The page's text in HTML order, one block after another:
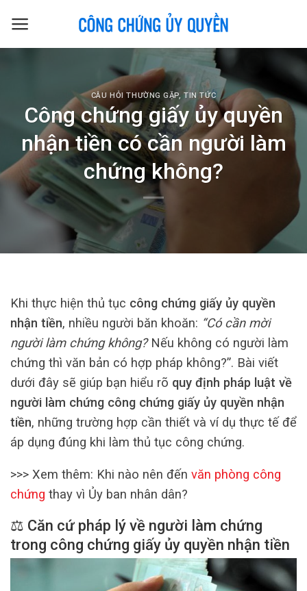
CÂU HỎI THƯỜNG GẶP,TIN TỨC
Công chứng giấy ủy quyền
nhận tiền có cần người làm
chứng không?
Khi thực hiện thủ tục công chứng giấy ủy quyền
nhận tiền, nhiều người băn khoăn: “Có cần mời
người làm chứng không?Nếu không có người làm
chứng thì văn bản có hợp pháp không?”. Bài viết
dưới đây sẽ giúp bạn hiểu rõ quy định pháp luật về
người làm chứng công chứng giấy ủy quyền nhận
tiền, những trường hợp cần thiết và ví dụ thực tế để
áp dụng đúng khi làm thủ tục công chứng.
>>> Xem thêm: Khi nào nên đến văn phòng công
chứng thay vì Ủy ban nhân dân?
⚖️ Căn cứ pháp lý về người làm chứng
trong công chứng giấy ủy quyền nhận tiền